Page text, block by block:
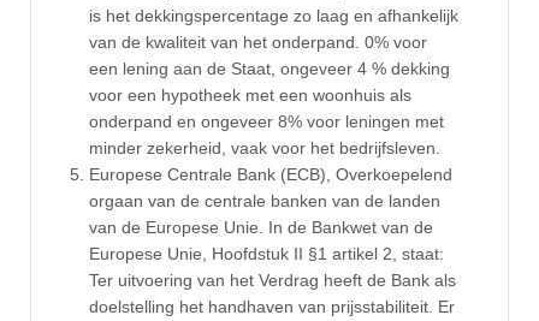
is het dekkingspercentage zo laag en afhankelijk
van de kwaliteit van het onderpand. 0% voor
een lening aan de Staat, ongeveer 4 % dekking
voor een hypotheek met een woonhuis als
onderpand en ongeveer 8% voor leningen met
minder zekerheid, vaak voor het bedrijfsleven.
Europese Centrale Bank (ECB), Overkoepelend
orgaan van de centrale banken van de landen
van de Europese Unie. In de Bankwet van de
Europese Unie, Hoofdstuk II §1 artikel 2, staat:
Ter uitvoering van het Verdrag heeft de Bank als
doelstelling het handhaven van prijsstabiliteit. Er